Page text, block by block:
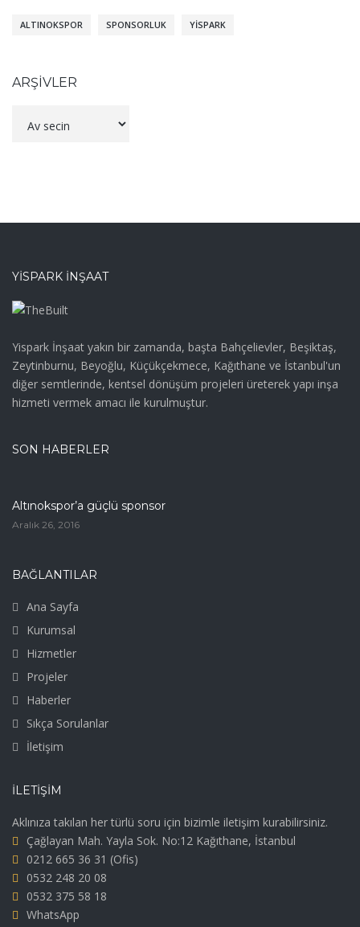
ALTINOKSPOR SPONSORLUK YISPARK
ARŞIVLER
YISPARK İNŞAAT
Yispark İnşaat yakın bir zamanda, başta Bahçelievler, Beşiktaş,
Zeytinburnu, Beyoğlu, Küçükçekmece, Kağıthane ve İstanbul'un
diğer semtlerinde, kentsel dönüşüm projeleri üreterek yapı inşa
hizmeti vermek amacı ile kurulmuştur.
SON HABERLER
Altınokspor’a güçlü sponsor
Aralık 26, 2016
BAĞLANTILAR
Ana Sayfa
Kurumsal
Hizmetler
Projeler
Haberler
Sıkça Sorulanlar
İletişim
İLETIŞIM
Aklınıza takılan her türlü soru için bizimle iletişim kurabilirsiniz.
Çağlayan Mah. Yayla Sok. No:12 Kağıthane, İstanbul
0212 665 36 31 (Ofis)
0532 248 20 08
0532 375 58 18
WhatsApp